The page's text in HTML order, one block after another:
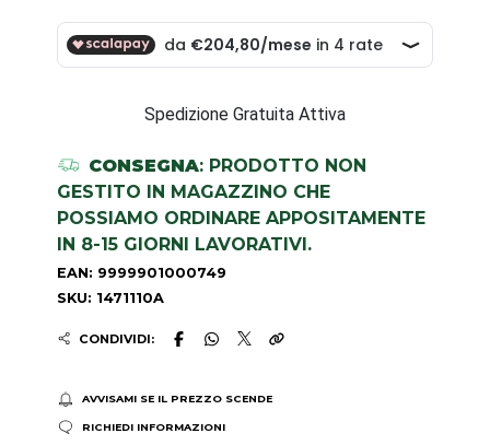
Spedizione Gratuita Attiva
CONSEGNA: PRODOTTO NON
GESTITO IN MAGAZZINO CHE
POSSIAMO ORDINARE APPOSITAMENTE
IN 8-15 GIORNI LAVORATIVI.
EAN: 9999901000749
SKU: 1471110A
CONDIVIDI:
AVVISAMI SE IL PREZZO SCENDE
RICHIEDI INFORMAZIONI